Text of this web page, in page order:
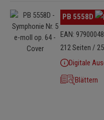
Symphonie nun mit dem
den beiden Sprüngen im
Orchestra della Svizzera
2024) „Ebenso fundamental
Herausgeber lassen mit der
(Steffen A. Schmidt, Das
Bildergalerie überspringen
PB 5558D
EAN:
212 Seiten /
Digitale
Blättern